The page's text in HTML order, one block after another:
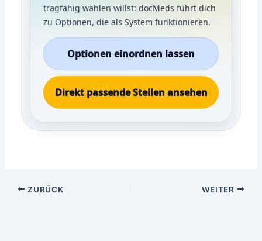
tragfähig wählen willst: docMeds führt dich
zu Optionen, die als System funktionieren.
Optionen einordnen lassen
Direkt passende Stellen ansehen
ZURÜCK WEITER